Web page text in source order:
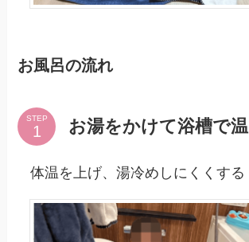
お風呂の流れ
STEP お湯をかけて浴槽で
体温を上げ、湯冷めしにくくする